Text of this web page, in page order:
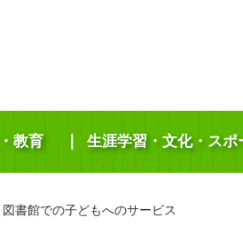
教育 生涯学習・文化・スポ
図書館での子どもへのサービス